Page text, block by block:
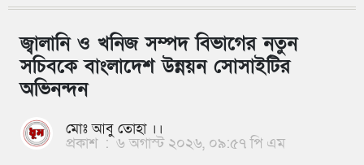
জ্বালানি ও খনিজ সম্পদ বিভাগের নতুন
সচিবকে বাংলাদেশ উন্নয়ন সোসাইটির
অভিনন্দন
মোঃ আবু তোহা ।।
প্রকাশ : ৬ অগাস্ট ২০২৬, ০৯:৫৭ পি এম